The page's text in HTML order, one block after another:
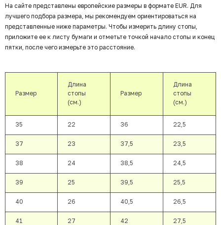
На сайте представлены европейские размеры в формате EUR. Для
лучшего подбора размера, мы рекомендуем ориентироваться на
представленные ниже параметры. Чтобы измерить длину стопы,
приложите ее к листу бумаги и отметьте точкой начало стопы и конец
пятки, после чего измерьте это расстояние.
Размер
Длина
стопы
(см.)
Размер
Длина
стопы
(см.)
35 22 36 22,5
37 23 37,5 23,5
38 24 38,5 24,5
39 25 39,5 25,5
40 26 40,5 26,5
41 27 42 27,5